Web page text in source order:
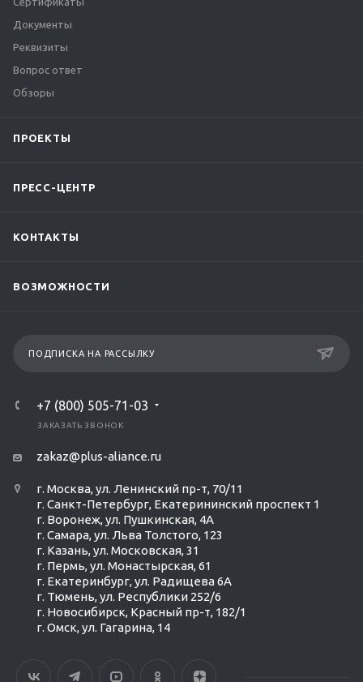
Ольга Кравченко
Документы
Реквизиты
Вопрос ответ
Обзоры
ПРОЕКТЫ
ПРЕСС-ЦЕНТР
КОНТАКТЫ
ВОЗМОЖНОСТИ
ПОДПИСКА НА РАССЫЛКУ
+7 (800) 505-71-03
ЗАКАЗАТЬ ЗВОНОК
zakaz@plus-aliance.ru
г. Москва, ул. Ленинский пр-т, 70/11
г. Санкт-Петербург, Екатерининский проспект 1
г. Воронеж, ул. Пушкинская, 4А
г. Самара, ул. Льва Толстого, 123
г. Казань, ул. Московская, 31
г. Пермь, ул. Монастырская, 61
г. Екатеринбург, ул. Радищева 6А
г. Тюмень, ул. Республики 252/6
г. Новосибирск, Красный пр-т, 182/1
г. Омск, ул. ​Гагарина, 14